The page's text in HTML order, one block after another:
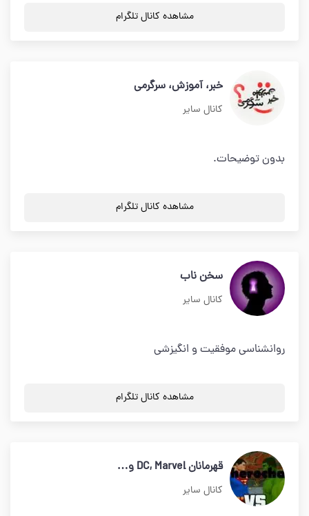
مشاهده کانال تلگرام
خبر، آموزش، سرگرمی
کانال سایر
بدون توضیحات.
مشاهده کانال تلگرام
سخن ناب
کانال سایر
روانشناسی موفقیت و انگیزشی
مشاهده کانال تلگرام
قهرمانان DC, Marvel و…
کانال سایر